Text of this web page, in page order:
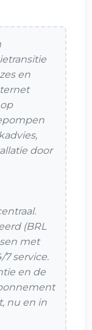
en
door
(BRL
met
7 service.
en de
nu en in